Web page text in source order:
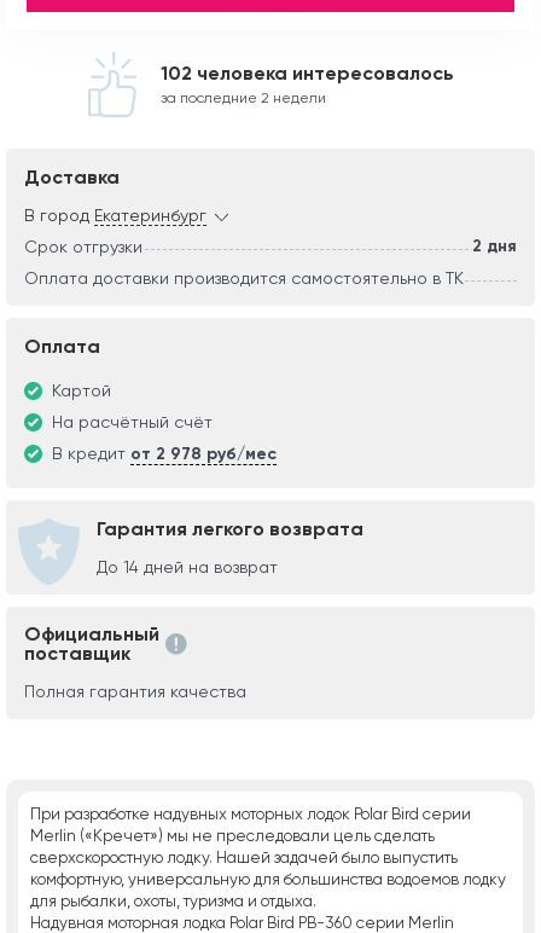
102 человека интересовалось
за последние 2 недели
Доставка
В город Екатеринбург
Срок отгрузки
2 дня
Оплата доставки производится самостоятельно в ТК
Оплата
Картой
На расчётный счёт
В кредит от 2 978 руб/мес
Гарантия легкого возврата
До 14 дней на возврат
Официальный
поставщик
Полная гарантия качества
При разработке надувных моторных лодок Polar Bird серии
Merlin («Кречет») мы не преследовали цель сделать
сверхскоростную лодку. Нашей задачей было выпустить
комфортную, универсальную для большинства водоемов лодку
для рыбалки, охоты, туризма и отдыха.
Надувная моторная лодка Polar Bird РВ-360 серии Merlin